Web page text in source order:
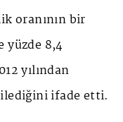
oranının bir
yüzde 8,4
yılından
ifade etti.